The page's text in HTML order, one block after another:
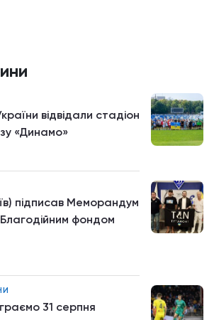
відвідали стадіон
«Динамо»
підписав Меморандум
фондом
31 серпня